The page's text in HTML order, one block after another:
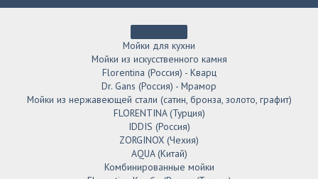
Мойки для кухни
Мойки из искусственного камня
Florentina (Россия) - Кварц
Dr. Gans (Россия) - Мрамор
Мойки из нержавеющей стали (сатин, бронза, золото, графит)
FLORENTINA (Турция)
IDDIS (Россия)
ZORGINOX (Чехия)
AQUA (Китай)
Комбинированные мойки